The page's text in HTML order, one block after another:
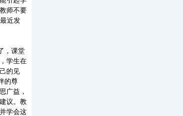
师不要
近发
，课堂
学生在
的见
的尊
广益，
议。教
学会这